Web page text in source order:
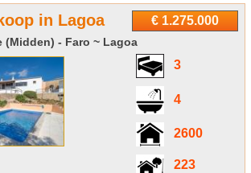
€ 1.275.000
in Lagoa
(Midden) - Faro ~ Lagoa
3
4
2600
223